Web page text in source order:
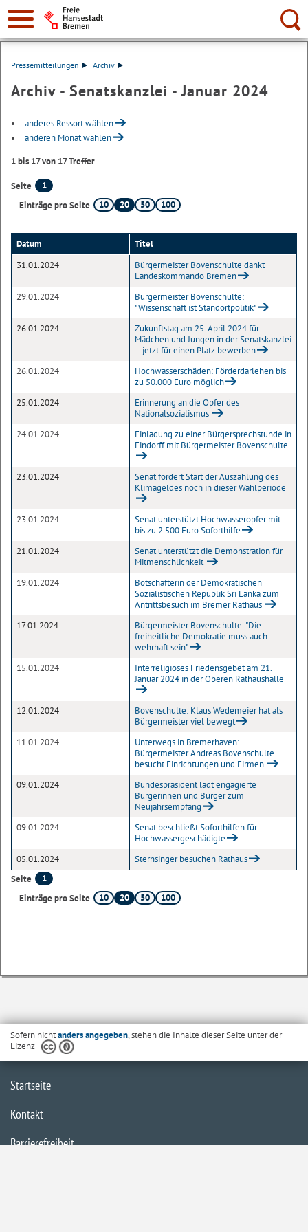
Suche:
Pressemitteilungen Archiv
Archiv - Senatskanzlei - Januar 2024
anderes Ressort wählen
anderen Monat wählen
1 bis 17 von 17 Treffer
Seite
1
Einträge pro Seite
10 20 50 100
Datum
Titel
31.01.2024
Bürgermeister Bovenschulte dankt
Landeskommando Bremen
29.01.2024
Bürgermeister Bovenschulte:
"Wissenschaft ist Standortpolitik"
26.01.2024
Zukunftstag am 25. April 2024 für
Mädchen und Jungen in der Senatskanzlei
– jetzt für einen Platz bewerben
26.01.2024
Hochwasserschäden: Förderdarlehen bis
zu 50.000 Euro möglich
25.01.2024
Erinnerung an die Opfer des
Nationalsozialismus
24.01.2024
Einladung zu einer Bürgersprechstunde in
Findorff mit Bürgermeister Bovenschulte
23.01.2024
Senat fordert Start der Auszahlung des
Klimageldes noch in dieser Wahlperiode
23.01.2024
Senat unterstützt Hochwasseropfer mit
bis zu 2.500 Euro Soforthilfe
21.01.2024
Senat unterstützt die Demonstration für
Mitmenschlichkeit
19.01.2024
Botschafterin der Demokratischen
Sozialistischen Republik Sri Lanka zum
Antrittsbesuch im Bremer Rathaus
17.01.2024
Bürgermeister Bovenschulte: "Die
freiheitliche Demokratie muss auch
wehrhaft sein"
15.01.2024
Interreligiöses Friedensgebet am 21.
Januar 2024 in der Oberen Rathaushalle
12.01.2024
Bovenschulte: Klaus Wedemeier hat als
Bürgermeister viel bewegt
11.01.2024
Unterwegs in Bremerhaven:
Bürgermeister Andreas Bovenschulte
besucht Einrichtungen und Firmen
09.01.2024
Bundespräsident lädt engagierte
Bürgerinnen und Bürger zum
Neujahrsempfang
09.01.2024
Senat beschließt Soforthilfen für
Hochwassergeschädigte
05.01.2024
Sternsinger besuchen Rathaus
Seite
1
Einträge pro Seite
10 20 50 100
Sofern nichtanders angegeben, stehen die Inhalte dieser Seite unter der
Lizenz
Startseite
Kontakt
Barrierefreiheit